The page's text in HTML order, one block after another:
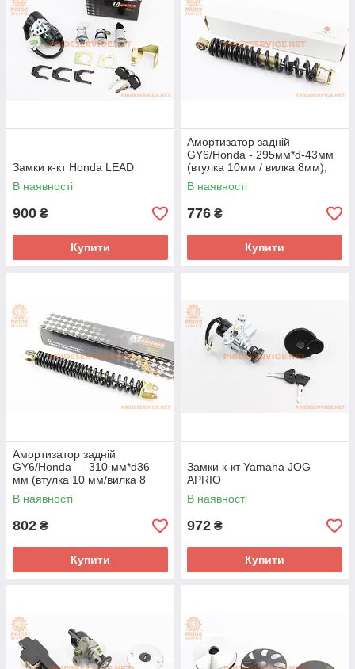
Замки к-кт Honda LEAD
В наявності
900 ₴
Купити
Амортизатор задній
GY6/Honda - 295мм*d-43мм
(втулка 10мм / вилка 8мм),
чорний
В наявності
776 ₴
Купити
Амортизатор задній
GY6/Honda — 310 мм*d36
мм (втулка 10 мм/вилка 8
мм), чорний
В наявності
802 ₴
Купити
Замки к-кт Yamaha JOG
APRIO
В наявності
972 ₴
Купити